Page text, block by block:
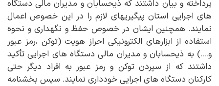
پرداخته و بیان داشتند که ذیحسابان و مدیران مالی دستگاه
های اجرایی استان پیگیریهای لازم را در این خصوص اعمال
نمایند. همچنین ایشان در خصوص حفظ و نگهداری و نحوه
استفاده از ابزارهای الکترونیکی احراز هویت (توکن ،رمز عبور
و....) به ذیحسابان و مدیران مالی دستگاه های اجرایی تأکید
داشتند که از سپردن توکن و رمز عبور به افراد دیگر حتی
کارکنان دستگاه های اجرایی خودداری نمایند. سپس بخشنامه